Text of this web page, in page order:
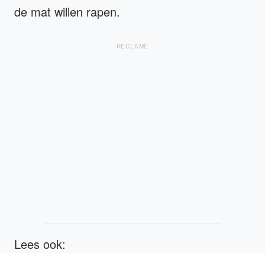
de mat willen rapen.
RECLAME
Lees ook: